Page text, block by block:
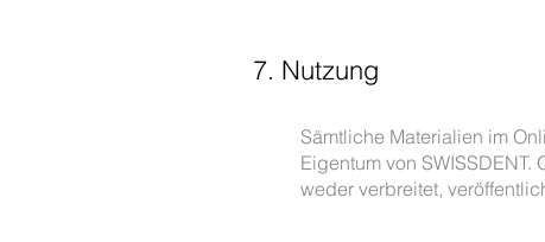
7. Nutzung
Sämtliche Materialien im
Eigentum von
weder verbreitet,